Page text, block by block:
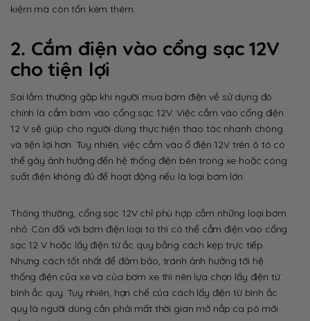
kiệm mà còn tốn kém thêm.
2. Cắm điện vào cổng sạc 12V
cho tiện lợi
Sai lầm thường gặp khi người mua bơm điện về sử dụng đó
chính là cắm bơm vào cổng sạc 12V. Việc cắm vào cổng điện
12 V sẽ giúp cho người dùng thực hiện thao tác nhanh chóng
và tiện lợi hơn. Tuy nhiên, việc cắm vào ổ điện 12V trên ô tô có
thể gây ảnh hưởng đến hệ thống điện bên trong xe hoặc công
suất điện không đủ để hoạt động nếu là loại bơm lớn.
Thông thường, cổng sạc 12V chỉ phù hợp cắm những loại bơm
nhỏ. Còn đối với bơm điện loại to thì có thể cắm điện vào cổng
sạc 12 V hoặc lấy điện từ ắc quy bằng cách kẹp trực tiếp.
Nhưng cách tốt nhất để đảm bảo, tránh ảnh hưởng tới hệ
thống điện của xe và của bơm xe thì nên lựa chọn lấy điện từ
bình ắc quy. Tuy nhiên, hạn chế của cách lấy điện từ bình ắc
quy là người dùng cần phải mất thời gian mở nắp ca pô mới